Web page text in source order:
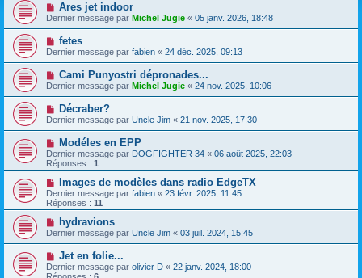
Ares jet indoor
Dernier message par Michel Jugie « 05 janv. 2026, 18:48
fetes
Dernier message par fabien « 24 déc. 2025, 09:13
Cami Punyostri dépronades...
Dernier message par Michel Jugie « 24 nov. 2025, 10:06
Décraber?
Dernier message par Uncle Jim « 21 nov. 2025, 17:30
Modéles en EPP
Dernier message par DOGFIGHTER 34 « 06 août 2025, 22:03
Réponses : 1
Images de modèles dans radio EdgeTX
Dernier message par fabien « 23 févr. 2025, 11:45
Réponses : 11
hydravions
Dernier message par Uncle Jim « 03 juil. 2024, 15:45
Jet en folie...
Dernier message par olivier D « 22 janv. 2024, 18:00